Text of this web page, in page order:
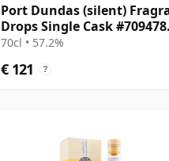
Port Dundas (silent)
Drops Single Cask #709478
Single Grain 2000 25 jaar
70cl • 57.2%
€ 121 ?